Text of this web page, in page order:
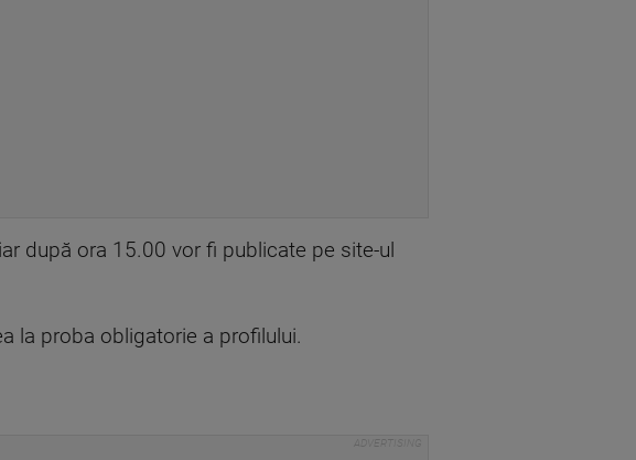
după ora 15.00 vor fi publicate pe site-ul
la proba obligatorie a profilului.